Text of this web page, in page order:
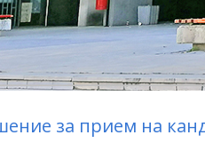
за прием на